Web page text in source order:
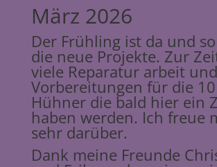
März 2026
Der Frühling ist da und
die neue Projekte. Zur
viele Reparatur arbeit und
Vorbereitungen für die
Hühner die bald hier ein
haben werden. Ich freue
sehr darüber.
Dank meine Freunde